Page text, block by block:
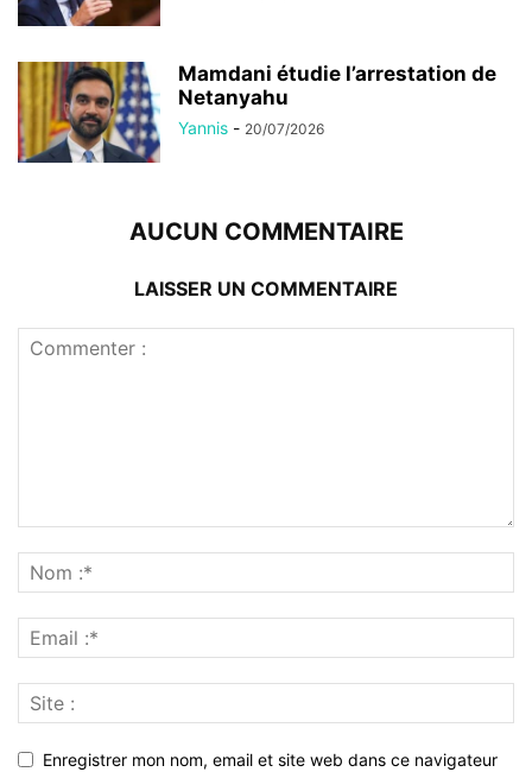
Mamdani étudie l’arrestation de
Netanyahu
Yannis - 20/07/2026
AUCUN COMMENTAIRE
LAISSER UN COMMENTAIRE
Enregistrer mon nom, email et site web dans ce navigateur